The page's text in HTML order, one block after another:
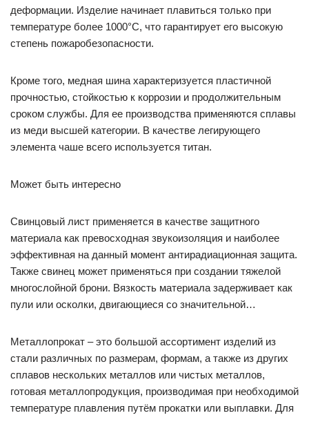
деформации. Изделие начинает плавиться только при
температуре более 1000°С, что гарантирует его высокую
степень пожаробезопасности.
Кроме того, медная шина характеризуется пластичной
прочностью, стойкостью к коррозии и продолжительным
сроком службы. Для ее производства применяются сплавы
из меди высшей категории. В качестве легирующего
элемента чаше всего используется титан.
Может быть интересно
Свинцовый лист применяется в качестве защитного
материала как превосходная звукоизоляция и наиболее
эффективная на данный момент антирадиационная защита.
Также свинец может применяться при создании тяжелой
многослойной брони. Вязкость материала задерживает как
пули или осколки, двигающиеся со значительной…
Металлопрокат – это большой ассортимент изделий из
стали различных по размерам, формам, а также из других
сплавов нескольких металлов или чистых металлов,
готовая металлопродукция, производимая при необходимой
температуре плавления путём прокатки или выплавки. Для